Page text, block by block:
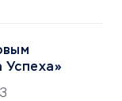
Успеха»